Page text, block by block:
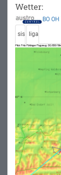
Wetter:
BO OH
sis liga